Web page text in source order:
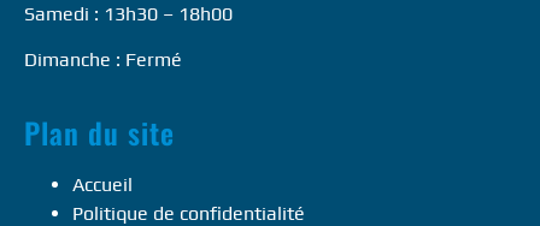
Samedi : 13h30 – 18h00
Dimanche : Fermé
Plan du site
Accueil
Politique de confidentialité